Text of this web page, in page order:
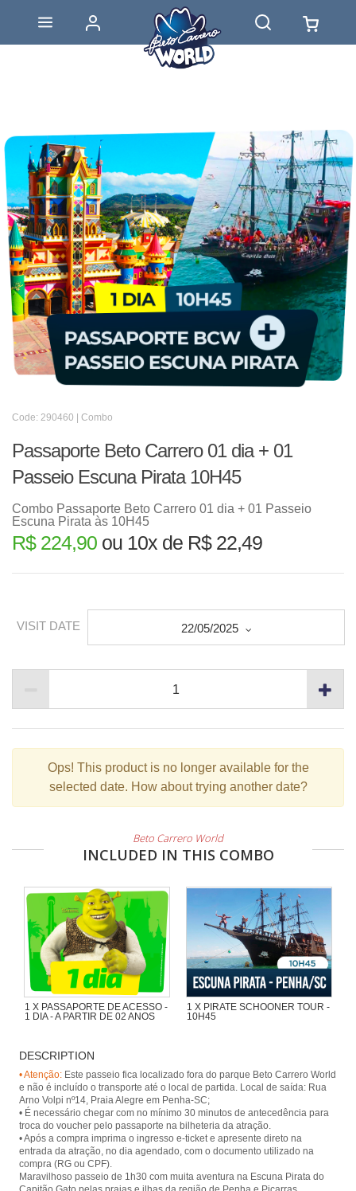
Code: 290460 | Combo
Passaporte Beto Carrero 01 dia + 01
Passeio Escuna Pirata 10H45
Combo Passaporte Beto Carrero 01 dia + 01 Passeio
Escuna Pirata às 10H45
R$ 224,90 ou 10x de R$ 22,49
VISIT DATE 22/05/2025
Ops! This product is no longer available for the
selected date. How about trying another date?
Beto Carrero World
INCLUDED IN THIS COMBO
1 X PASSAPORTE DE ACESSO -
1 DIA - A PARTIR DE 02 ANOS
1 X PIRATE SCHOONER TOUR -
10H45
beaches and islands at the region
from Penha and Piçarras.
DESCRIPTION
• Atenção: Este passeio fica localizado fora do parque Beto Carrero World
e não é incluído o transporte até o local de partida. Local de saída: Rua
Arno Volpi nº14, Praia Alegre em Penha-SC;
• É necessário chegar com no mínimo 30 minutos de antecedência para
troca do voucher pelo passaporte na bilheteria da atração.
• Após a compra imprima o ingresso e-ticket e apresente direto na
entrada da atração, no dia agendado, com o documento utilizado na
compra (RG ou CPF).
Maravilhoso passeio de 1h30 com muita aventura na Escuna Pirata do